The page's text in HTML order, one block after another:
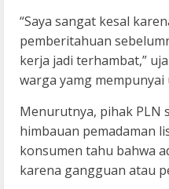
“Saya sangat kesal
pemberitahuan
kerja jadi terhambat,”
warga yamg mempunyai
Menurutnya, pihak PLN
himbauan pemadaman
konsumen tahu bahwa
karena gangguan atau